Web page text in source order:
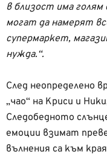
в близост има
могат да намерят
супермаркет,
нужда.“.
След неопределено
„чао“ на Криси и
Следобедното
емоции взимат
вълнения са към